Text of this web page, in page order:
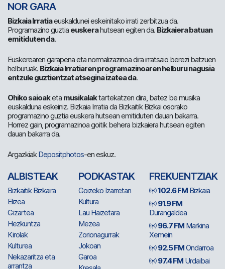
NOR GARA
Bizkaia Irratiaeuskaldunei eskeinitako irrati zerbitzua da.
Programazino guztia euskerahutsean egiten da. Bizkaiera batuan
emitiduten da.
Euskerearen garapena eta normalizazinoa dira irratsaio berezi batzuen
helburuak. Bizkaia Irratiaren programazinoaren helburu nagusia
entzule guztientzat atsegina izatea da.
Ohiko saioaketa musikalaktartekatzen dira, batez be musika
euskalduna eskeiniz. Bizkaia Irratia da Bizkaitik Bizkai osorako
programazino guztia euskera hutsean emitiduten dauan bakarra.
Horrez gain, programazinoa goitik behera bizkaiera hutsean egiten
dauan bakarra da.
ArgazkiakDepositphotos-en eskuz.
ALBISTEAK
Bizkaitik Bizkaira
Elizea
Gizartea
Hezkuntza
Kirolak
Kulturea
Nekazaritza eta
arrantza
PODKASTAK
Goizeko Izarretan
Kultura
Lau Haizetara
Mezea
Zorionagurrak
Jokoan
Garoa
FREKUENTZIAK
102.6 FM Bizkaia
91.9 FM
Durangaldea
96.7 FM Markina
Xemein
92.5 FMOndarroa
97.4 FM Urdaibai